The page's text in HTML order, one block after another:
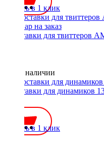
Купить в 1 клик
Проставки для твиттеров
Нет в наличии
Проставки для динамиков
Купить в 1 клик